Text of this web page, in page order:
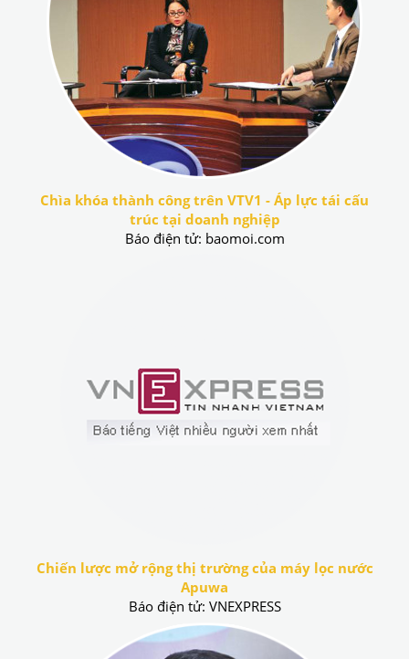
Chìa khóa thành công trên VTV1 - Áp lực tái cấu
trúc tại doanh nghiệp
Báo điện tử: baomoi.com
Chiến lược mở rộng thị trường của máy lọc nước
Apuwa
Báo điện tử: VNEXPRESS